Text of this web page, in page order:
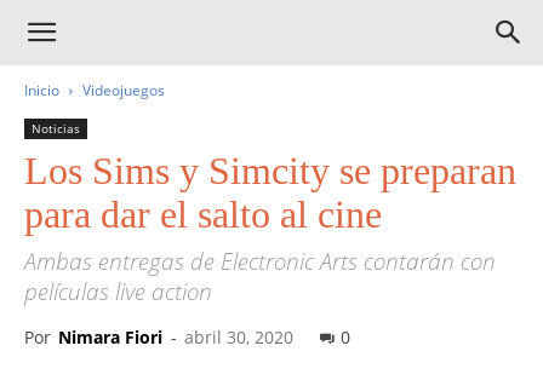
Inicio Videojuegos
Noticias
Los Sims y Simcity se preparan
para dar el salto al cine
Ambas entregas de Electronic Arts contarán con
películas live action
Por Nimara Fiori - abril 30, 2020 0